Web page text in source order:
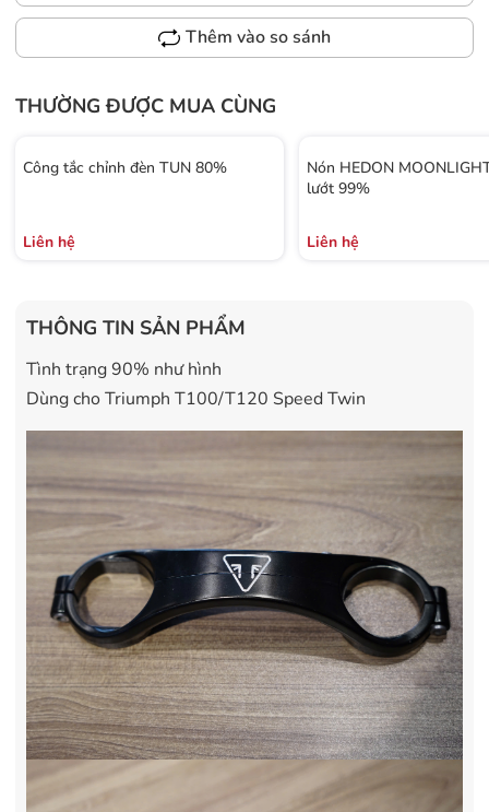
Thêm vào so sánh
THƯỜNG ĐƯỢC MUA CÙNG
Công tắc chỉnh đèn TUN 80%
Liên hệ
Nón HEDON
lướt 99%
Liên hệ
THÔNG TIN SẢN PHẨM
Tình trạng 90% như hình
Dùng cho Triumph T100/T120 Speed Twin